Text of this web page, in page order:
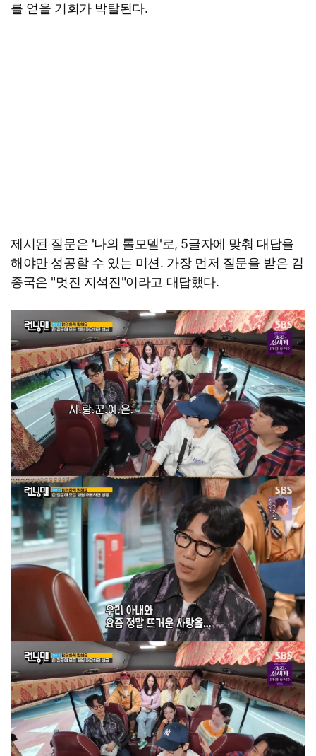
를 얻을 기회가 박탈된다.
제시된 질문은 '나의 롤모델'로, 5글자에 맞춰 대답을
해야만 성공할 수 있는 미션. 가장 먼저 질문을 받은 김
종국은 "멋진 지석진"이라고 대답했다.